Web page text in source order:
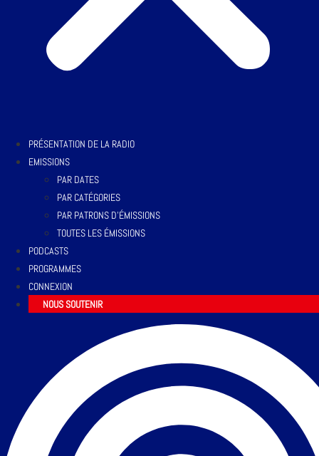
PRÉSENTATION DE LA RADIO
EMISSIONS
PAR DATES
PAR CATÉGORIES
PAR PATRONS D’ÉMISSIONS
TOUTES LES ÉMISSIONS
PODCASTS
PROGRAMMES
CONNEXION
NOUS SOUTENIR